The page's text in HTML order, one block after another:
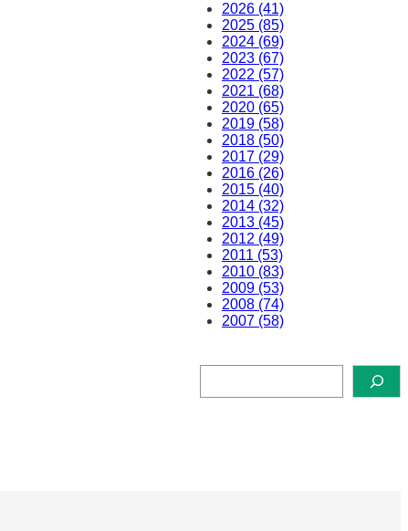
2026 (41)
2025 (85)
2024 (69)
2023 (67)
2022 (57)
2021 (68)
2020 (65)
2019 (58)
2018 (50)
2017 (29)
2016 (26)
2015 (40)
2014 (32)
2013 (45)
2012 (49)
2011 (53)
2010 (83)
2009 (53)
2008 (74)
2007 (58)